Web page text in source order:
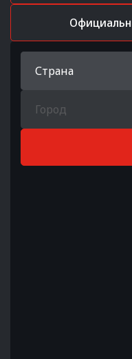
Страна
Город